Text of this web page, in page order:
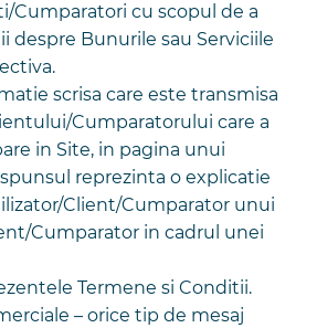
Cumparatori cu scopul de a
despre Bunurile sau Serviciile
scrisa care este transmisa
Cumparatorului care a
in Site, in pagina unui
reprezinta o explicatie
Client/Cumparator unui
Cumparator in cadrul unei
Termene si Conditii.
– orice tip de mesaj